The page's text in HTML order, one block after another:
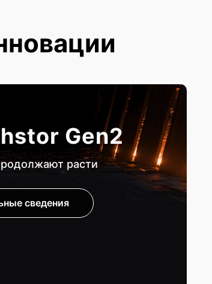
Gen2
расти
сведения